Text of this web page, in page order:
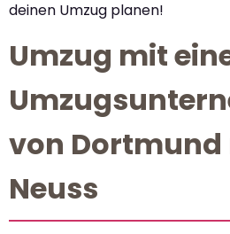
deinen Umzug planen!
Umzug mit
von Dortmund
Neuss